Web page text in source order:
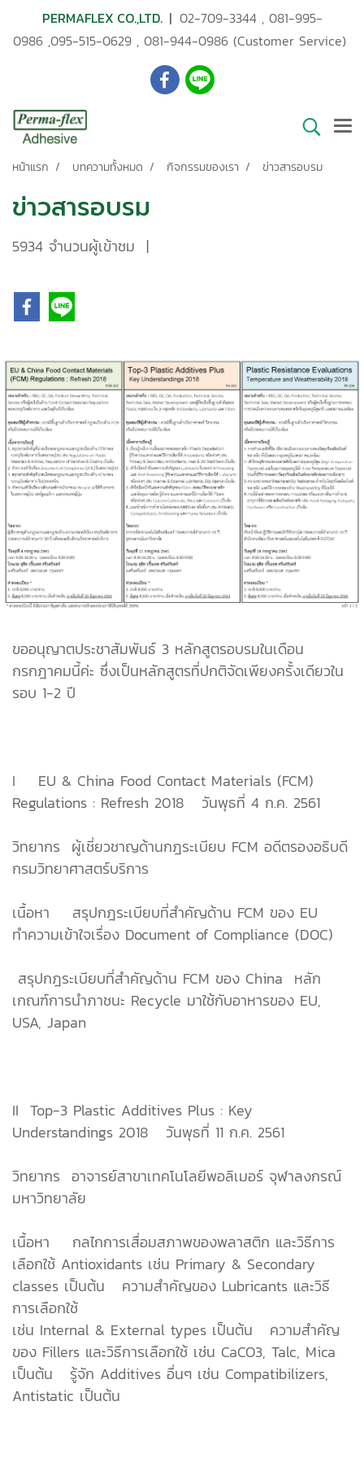
PERMAFLEX CO.,LTD. | 02-709-3344, 081-995-
0986 ,095-515-0629 , 081-944-0986 (Customer Service)
หน้าแรก บทความทั้งหมด กิจกรรมของเรา ข่าวสารอบรม
ข่าวสารอบรม
5934 จำนวนผู้เข้าชม |
ขออนุญาตประชาสัมพันธ์ 3 หลักสูตรอบรมในเดือน
กรกฎาคมนี้ค่ะ ซึ่งเป็นหลักสูตรที่ปกติจัดเพียงครั้งเดียวใน
รอบ 1-2 ปี
I EU & China Food Contact Materials (FCM)
Regulations : Refresh 2018 วันพุธที่ 4 ก.ค. 2561
วิทยากร ผู้เชี่ยวชาญด้านกฎระเบียบ FCM อดีตรองอธิบดี
กรมวิทยาศาสตร์บริการ
เนื้อหา  สรุปกฎระเบียบที่สำคัญด้าน FCM ของ EU 
ทำความเข้าใจเรื่อง Document of Compliance (DOC)
 สรุปกฎระเบียบที่สำคัญด้าน FCM ของ China  หลัก
เกณฑ์การนำภาชนะ Recycle มาใช้กับอาหารของ EU,
USA, Japan
II Top-3 Plastic Additives Plus : Key
Understandings 2018 วันพุธที่ 11 ก.ค. 2561
วิทยากร อาจารย์สาขาเทคโนโลยีพอลิเมอร์ จุฬาลงกรณ์
มหาวิทยาลัย
เนื้อหา  กลไกการเสื่อมสภาพของพลาสติก และวิธีการ
เลือกใช้ Antioxidants เช่น Primary & Secondary
classes เป็นต้น  ความสำคัญของ Lubricants และวิธี
การเลือกใช้
เช่น Internal & External types เป็นต้น  ความสำคัญ
ของ Fillers และวิธีการเลือกใช้ เช่น CaCO3, Talc, Mica
เป็นต้น  รู้จัก Additives อื่นๆ เช่น Compatibilizers,
Antistatic เป็นต้น